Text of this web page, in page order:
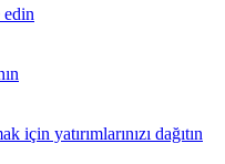
yatırımlarınızı dağıtın